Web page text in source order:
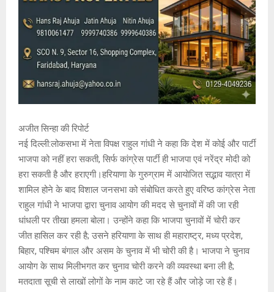
अजीत सिन्हा की रिपोर्ट
नई दिल्ली:लोकसभा में नेता विपक्ष राहुल गांधी ने कहा कि देश में कोई और पार्टी
भाजपा को नहीं हरा सकती, सिर्फ कांग्रेस पार्टी ही भाजपा एवं नरेंद्र मोदी को
हरा सकती है और हराएगी।हरियाणा के गुरुग्राम में आयोजित सद्भाव यात्रा में
शामिल होने के बाद विशाल जनसभा को संबोधित करते हुए वरिष्ठ कांग्रेस नेता
राहुल गांधी ने भाजपा द्वारा चुनाव आयोग की मदद से चुनावों में की जा रही
धांधली पर तीखा हमला बोला। उन्होंने कहा कि भाजपा चुनावों में चोरी कर
जीत हासिल कर रही है; उसने हरियाणा के साथ ही महाराष्ट्र, मध्य प्रदेश,
बिहार, पश्चिम बंगाल और असम के चुनाव में भी चोरी की है। भाजपा ने चुनाव
आयोग के साथ मिलीभगत कर चुनाव चोरी करने की व्यवस्था बना ली है;
मतदाता सूची से लाखों लोगों के नाम काटे जा रहे हैं और जोड़े जा रहे हैं।